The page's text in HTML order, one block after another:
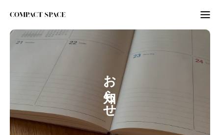
わたしのこと
ITビギナーさんへ
ORGANIZE
お知らせ